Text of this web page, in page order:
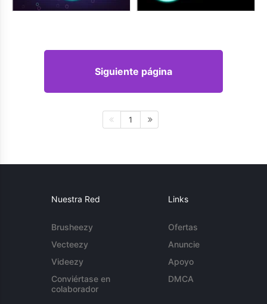
Siguiente página
1
Nuestra Red
Brusheezy
Vecteezy
Videezy
Conviértase en
colaborador
Links
Ofertas
Anuncie
Apoyo
DMCA